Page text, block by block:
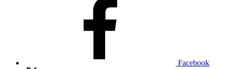
Facebook